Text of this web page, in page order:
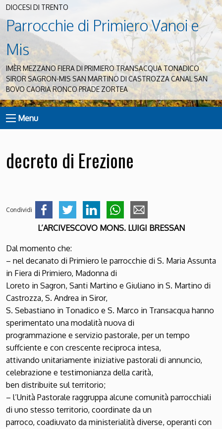
DIOCESI DI TRENTO
Parrocchie di Primiero Vanoi e
Mis
IMÈR MEZZANO FIERA DI PRIMIERO TRANSACQUA TONADICO
SIROR SAGRON-MIS SAN MARTINO DI CASTROZZA CANAL SAN
BOVO CAORIA RONCO PRADE ZORTEA
Menu
decreto di Erezione
Condividi
L’ARCIVESCOVO MONS. LUIGI BRESSAN
Dal momento che:
– nel decanato di Primiero le parrocchie di S. Maria Assunta
in Fiera di Primiero, Madonna di
Loreto in Sagron, Santi Martino e Giuliano in S. Martino di
Castrozza, S. Andrea in Siror,
S. Sebastiano in Tonadico e S. Marco in Transacqua hanno
sperimentato una modalità nuova di
programmazione e servizio pastorale, per un tempo
suffciente e con crescente reciproca intesa,
attivando unitariamente iniziative pastorali di annuncio,
celebrazione e testimonianza della carità,
ben distribuite sul territorio;
– l’Unità Pastorale raggruppa alcune comunità parrocchiali
di uno stesso territorio, coordinate da un
parroco, coadiuvato da ministerialità diverse, operanti con